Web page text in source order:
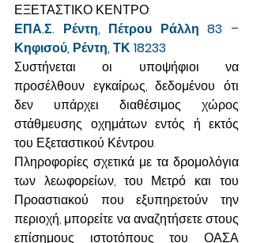
ΕΞΕΤΑΣΤΙΚΟ ΚΕΝΤΡΟ:
ΕΠΑ.Σ. Ρέντη, Πέτρου Ράλλη 83 –
Κηφισού, Ρέντη, ΤΚ 18233
Συστήνεται οι υποψήφιοι να
προσέλθουν εγκαίρως, δεδομένου ότι
δεν υπάρχει διαθέσιμος χώρος
στάθμευσης οχημάτων εντός ή εκτός
του Εξεταστικού Κέντρου.
Πληροφορίες σχετικά με τα δρομολόγια
των λεωφορείων, του Μετρό και του
Προαστιακού που εξυπηρετούν την
περιοχή, μπορείτε να αναζητήσετε στους
επίσημους ιστοτόπους του ΟΑΣΑ